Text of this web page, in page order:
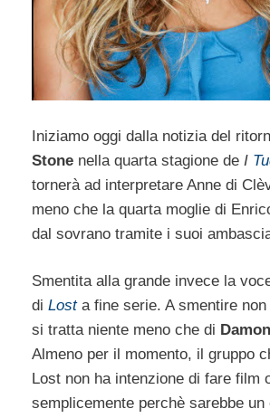
Iniziamo oggi dalla notizia del
Stone nella quarta stagione de I
tornerà ad interpretare Anne di
meno che la quarta moglie di
dal sovrano tramite i suoi
Smentita alla grande invece la
di Losta fine serie. A smentire non
si tratta niente meno che di
Almeno per il momento, il gruppo
Lost non ha intenzione di fare film
semplicemente perchè sarebbe